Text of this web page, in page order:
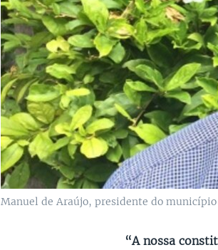
Manuel de Araújo, presidente do
“A nossa